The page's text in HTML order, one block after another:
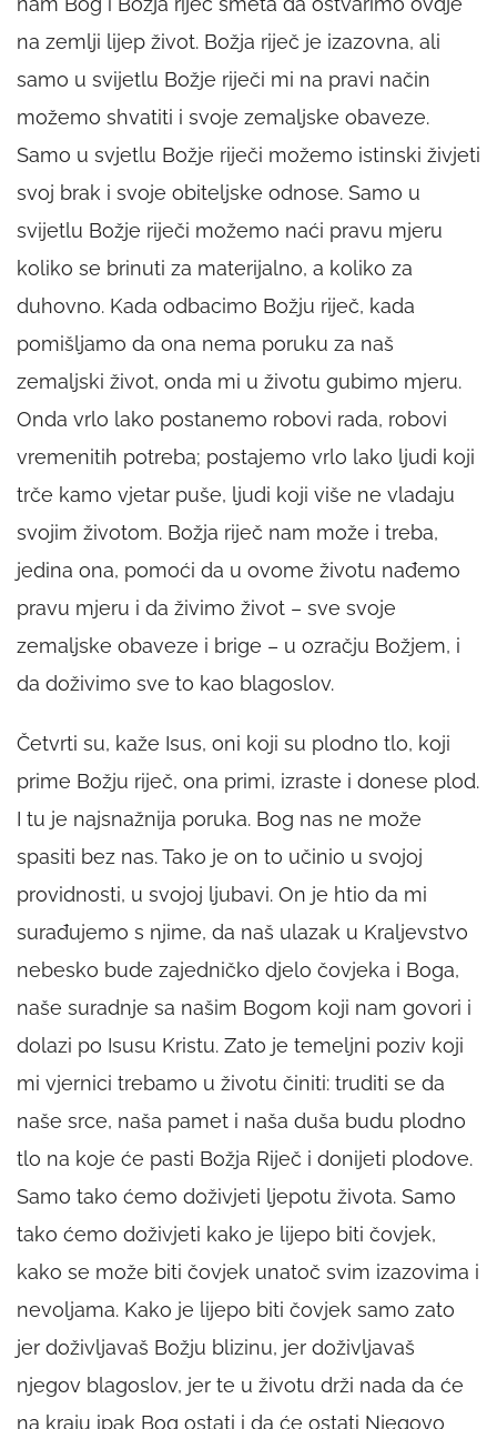
na zemlji lijep život. Božja riječ je izazovna, ali
samo u svijetlu Božje riječi mi na pravi način
možemo shvatiti i svoje zemaljske obaveze.
Samo u svjetlu Božje riječi možemo istinski živjeti
svoj brak i svoje obiteljske odnose. Samo u
svijetlu Božje riječi možemo naći pravu mjeru
koliko se brinuti za materijalno, a koliko za
duhovno. Kada odbacimo Božju riječ, kada
pomišljamo da ona nema poruku za naš
zemaljski život, onda mi u životu gubimo mjeru.
Onda vrlo lako postanemo robovi rada, robovi
vremenitih potreba; postajemo vrlo lako ljudi koji
trče kamo vjetar puše, ljudi koji više ne vladaju
svojim životom. Božja riječ nam može i treba,
jedina ona, pomoći da u ovome životu nađemo
pravu mjeru i da živimo život – sve svoje
zemaljske obaveze i brige – u ozračju Božjem, i
da doživimo sve to kao blagoslov.
Četvrti su, kaže Isus, oni koji su plodno tlo, koji
prime Božju riječ, ona primi, izraste i donese plod.
I tu je najsnažnija poruka. Bog nas ne može
spasiti bez nas. Tako je on to učinio u svojoj
providnosti, u svojoj ljubavi. On je htio da mi
surađujemo s njime, da naš ulazak u Kraljevstvo
nebesko bude zajedničko djelo čovjeka i Boga,
naše suradnje sa našim Bogom koji nam govori i
dolazi po Isusu Kristu. Zato je temeljni poziv koji
mi vjernici trebamo u životu činiti: truditi se da
naše srce, naša pamet i naša duša budu plodno
tlo na koje će pasti Božja Riječ i donijeti plodove.
Samo tako ćemo doživjeti ljepotu života. Samo
tako ćemo doživjeti kako je lijepo biti čovjek,
kako se može biti čovjek unatoč svim izazovima i
nevoljama. Kako je lijepo biti čovjek samo zato
jer doživljavaš Božju blizinu, jer doživljavaš
njegov blagoslov, jer te u životu drži nada da će
na kraju ipak Bog ostati i da će ostati Njegovo